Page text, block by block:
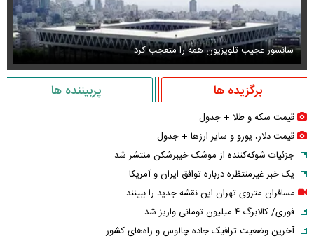
سانسور عجیب تلویزیون همه را متعجب کرد
برگزیده ها پربیننده ها
قیمت سکه و طلا + جدول
قیمت دلار، یورو و سایر ارز‌ها + جدول
جزئیات شوکه‌کننده از موشک خیبرشکن منتشر شد
یک خبر غیرمنتظره درباره توافق ایران و آمریکا
مسافران متروی تهران این نقشه جدید را ببینند
فوری/ کالابرگ ۴ میلیون تومانی واریز شد
آخرین وضعیت ترافیک جاده چالوس و راه‌های کشور